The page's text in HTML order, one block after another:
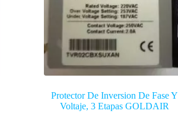
Protector De Inversion De Fase Y
Voltaje, 3 Etapas GOLDAIR